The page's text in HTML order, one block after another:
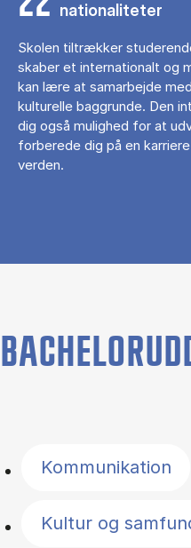
nationaliteter
Skolen tiltrækker
skaber et internationalt og
kan lære at samarbejde
kulturelle baggrunde. Den
dig også mulighed for at
forberede dig på en
verden.
Kommunikation
Kultur og